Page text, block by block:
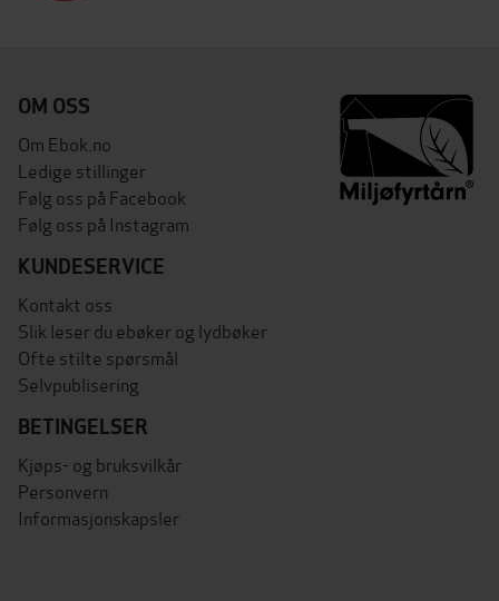
OM OSS
Om Ebok.no
Ledige stillinger
Følg oss på Facebook
Følg oss på Instagram
KUNDESERVICE
Kontakt oss
Slik leser du ebøker og lydbøker
Ofte stilte spørsmål
Selvpublisering
BETINGELSER
Kjøps- og bruksvilkår
Personvern
Informasjonskapsler